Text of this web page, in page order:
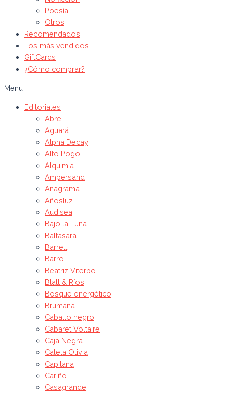
Poesía
Otros
Recomendados
Los más vendidos
GiftCards
¿Cómo comprar?
Menu
Editoriales
Abre
Aguará
Alpha Decay
Alto Pogo
Alquimia
Ampersand
Anagrama
Añosluz
Audisea
Bajo la Luna
Baltasara
Barrett
Barro
Beatriz Viterbo
Blatt & Ríos
Bosque energético
Brumana
Caballo negro
Cabaret Voltaire
Caja Negra
Caleta Olivia
Capitana
Cariño
Casagrande